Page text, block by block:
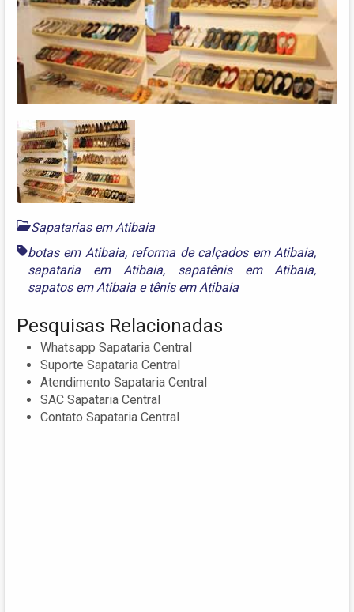
Sapatarias em Atibaia
botas em Atibaia, reforma de calçados em Atibaia,
sapataria em Atibaia, sapatênis em Atibaia,
sapatos em Atibaia e tênis em Atibaia
Pesquisas Relacionadas
Whatsapp Sapataria Central
Suporte Sapataria Central
Atendimento Sapataria Central
SAC Sapataria Central
Contato Sapataria Central